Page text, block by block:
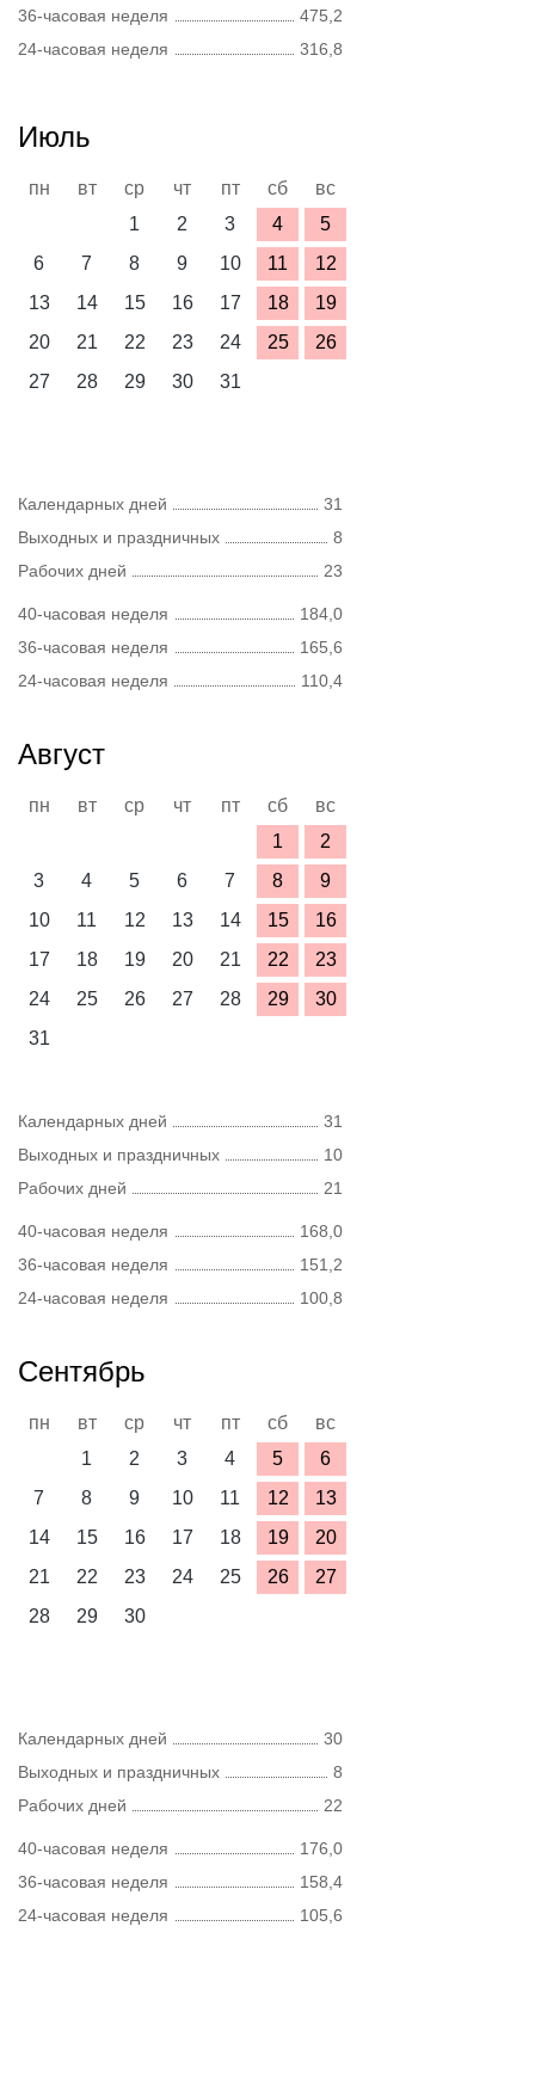
36-часовая неделя
475,2
24-часовая неделя
316,8
Июль
пн вт ср чт пт сб
вс
1
2 3 4
5
6
7 8 9 10 11
12
13
14 15 16 17 18
19
20
21 22 23 24 25
26
27
28 29 30 31
Календарных дней
31
Выходных и праздничных
8
Рабочих дней
23
40-часовая неделя
184,0
36-часовая неделя
165,6
24-часовая неделя
110,4
Август
пн вт ср чт пт сб
вс
1
2
3
4 5 6 7 8
9
10
11 12 13 14 15
16
17
18 19 20 21 22
23
24
25 26 27 28 29
30
31
Календарных дней
31
Выходных и праздничных
10
Рабочих дней
21
40-часовая неделя
168,0
36-часовая неделя
151,2
24-часовая неделя
100,8
Сентябрь
пн вт ср чт пт сб
вс
1
2 3 4 5
6
7
8 9 10 11 12
13
14
15 16 17 18 19
20
21
22 23 24 25 26
27
28
29 30
Календарных дней
30
Выходных и праздничных
8
Рабочих дней
22
40-часовая неделя
176,0
36-часовая неделя
158,4
24-часовая неделя
105,6